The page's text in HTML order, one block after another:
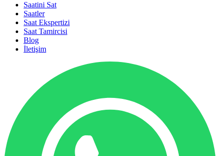
Saatini Sat
Saatler
Saat Ekspertizi
Saat Tamircisi
Blog
İletişim